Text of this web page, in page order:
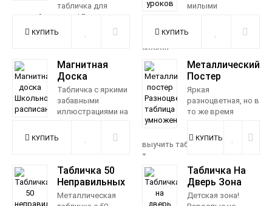
табличка для
детской комнаты! Вы можете
выбрать один из 3 вариантов
милыми
совами и специальными
полями для записи расписания
уроков...
1 150 р.
Магнитная
Доска
Школьное
Расписание
Табличка с яркими
забавными
иллюстрациями на
специальным маркерным
полем на 6 дней дл...
Металлический
Постер
Разноцветная
Таблица
Умножения
Яркая
разноцветная, но в
то же время
табличка поможет
выучить таблицу умножения, а
т...
990 р.
Табличка 50
Неправильных
Глаголов
Металлическая
Табличка На
Дверь Зона
Без Взрослых
Детская зона!